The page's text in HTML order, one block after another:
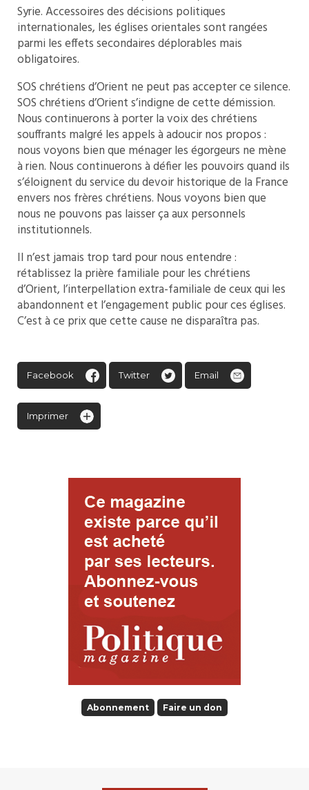
Syrie. Accessoires des décisions politiques
internationales, les églises orientales sont rangées
parmi les effets secondaires déplorables mais
obligatoires.
SOS chrétiens d’Orient ne peut pas accepter ce silence.
SOS chrétiens d’Orient s’indigne de cette démission.
Nous continuerons à porter la voix des chrétiens
souffrants malgré les appels à adoucir nos propos :
nous voyons bien que ménager les égorgeurs ne mène
à rien. Nous continuerons à défier les pouvoirs quand ils
s’éloignent du service du devoir historique de la France
envers nos frères chrétiens. Nous voyons bien que
nous ne pouvons pas laisser ça aux personnels
institutionnels.
Il n’est jamais trop tard pour nous entendre :
rétablissez la prière familiale pour les chrétiens
d’Orient, l’interpellation extra-familiale de ceux qui les
abandonnent et l’engagement public pour ces églises.
C’est à ce prix que cette cause ne disparaîtra pas.
Facebook Twitter Email
Imprimer
Abonnement Faire un don